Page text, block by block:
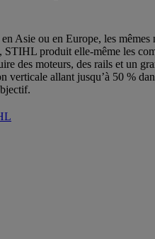
Asie ou en Europe, les mêmes
produit elle-même les
des moteurs, des rails et un
verticale allant jusqu’à 50 %